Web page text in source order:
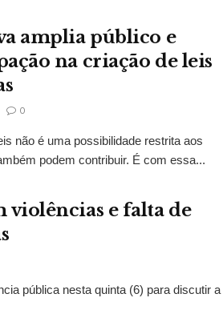
amplia público e
na criação de leis
0
não é uma possibilidade restrita aos
podem contribuir. É com essa...
violências e falta de
pública nesta quinta (6) para discutir a